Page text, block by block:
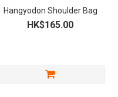
Hangyodon Shoulder Bag
HK$165.00